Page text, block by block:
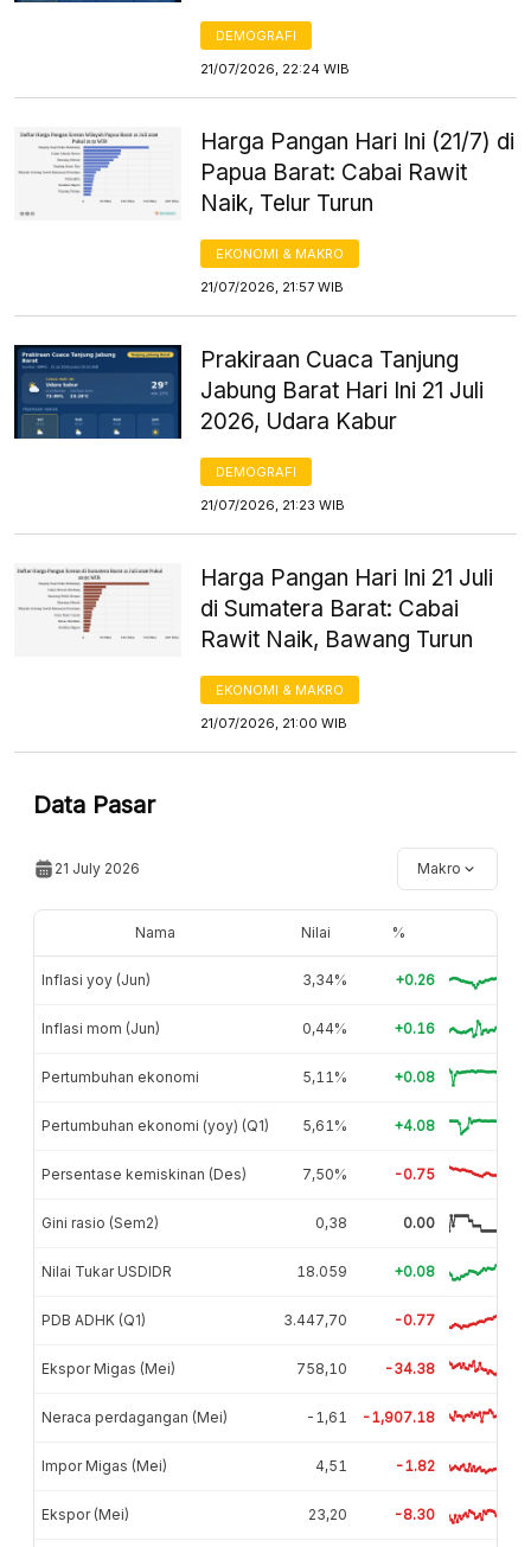
DEMOGRAFI
21/07/2026, 22:24 WIB
Harga Pangan Hari Ini (21/7) di
Papua Barat: Cabai Rawit
Naik, Telur Turun
EKONOMI & MAKRO
21/07/2026, 21:57 WIB
Prakiraan Cuaca Tanjung
Jabung Barat Hari Ini 21 Juli
2026, Udara Kabur
DEMOGRAFI
21/07/2026, 21:23 WIB
Harga Pangan Hari Ini 21 Juli
di Sumatera Barat: Cabai
Rawit Naik, Bawang Turun
EKONOMI & MAKRO
21/07/2026, 21:00 WIB
Data Pasar
21 July 2026 Makro
Nama Nilai %
Inflasi yoy (Jun) 3,34% +0.26
Inflasi mom (Jun) 0,44% +0.16
Pertumbuhan ekonomi 5,11% +0.08
Pertumbuhan ekonomi (yoy) (Q1) 5,61% +4.08
Persentase kemiskinan (Des) 7,50% -0.75
Gini rasio (Sem2) 0,38 0.00
Nilai Tukar USDIDR 18.059 +0.08
PDB ADHK (Q1) 3.447,70 -0.77
Ekspor Migas (Mei) 758,10 -34.38
Neraca perdagangan (Mei) -1,61 -1,907.18
Impor Migas (Mei) 4,51 -1.82
Ekspor (Mei) 23,20 -8.30